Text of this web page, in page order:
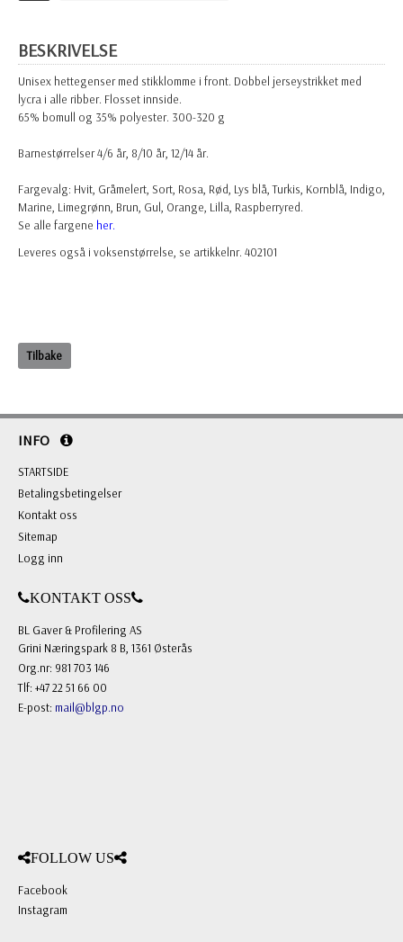
BESKRIVELSE
Unisex hettegenser med stikklomme i front. Dobbel jerseystrikket med
lycra i alle ribber. Flosset innside.
65% bomull og 35% polyester. 300-320 g
Barnestørrelser 4/6 år, 8/10 år, 12/14 år.
Fargevalg: Hvit, Gråmelert, Sort, Rosa, Rød, Lys blå, Turkis, Kornblå, Indigo,
Marine, Limegrønn, Brun, Gul, Orange, Lilla, Raspberryred.
Se alle fargene her.
Leveres også i voksenstørrelse, se artikkelnr. 402101
Tilbake
INFO
STARTSIDE
Betalingsbetingelser
Kontakt oss
Sitemap
Logg inn
KONTAKT OSS
BL Gaver & Profilering AS
Grini Næringspark 8 B, 1361 Østerås
Org.nr: 981 703 146
Tlf: +47 22 51 66 00
E-post: mail@blgp.no
FOLLOW US
Facebook
Instagram